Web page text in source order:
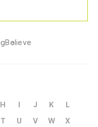
Believe
H I J K
L
T U V W
X